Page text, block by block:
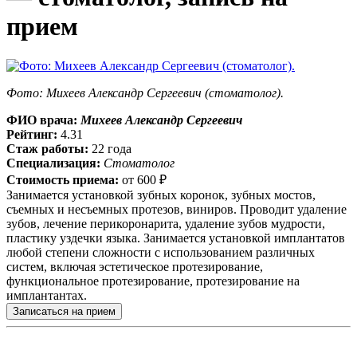
прием
Фото: Михеев Александр Сергеевич (стоматолог).
ФИО врача: Михеев Александр Сергеевич
Рейтинг: 4.31
Стаж работы: 22 года
Специализация: Стоматолог
Стоимость приема: от 600 ₽
Занимается установкой зубных коронок, зубных мостов,
съемных и несъемных протезов, виниров. Проводит удаление
зубов, лечение перикоронарита, удаление зубов мудрости,
пластику уздечки языка. Занимается установкой имплантатов
любой степени сложности с использованием различных
систем, включая эстетическое протезирование,
функциональное протезирование, протезирование на
имплантантах.
Записаться на прием